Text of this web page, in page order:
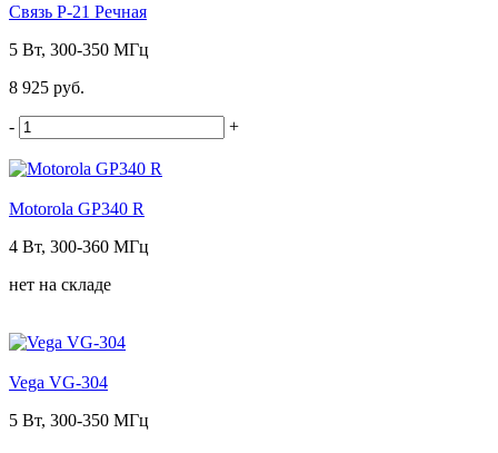
Связь Р-21 Речная
5 Вт, 300-350 МГц
8 925 руб.
- +
Motorola GP340 R
4 Вт, 300-360 МГц
нет на складе
Vega VG-304
5 Вт, 300-350 МГц